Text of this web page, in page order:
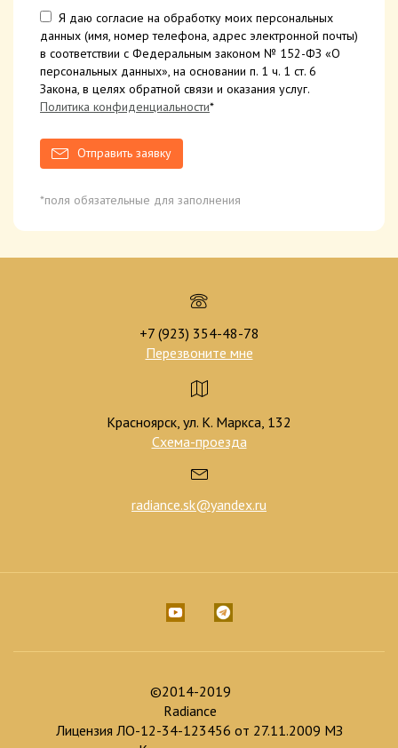
Я даю согласие на обработку моих персональных
данных (имя, номер телефона, адрес электронной почты)
в соответствии с Федеральным законом № 152-ФЗ «О
персональных данных», на основании п. 1 ч. 1 ст. 6
Закона, в целях обратной связи и оказания услуг.
Политика конфиденциальности*
Отправить заявку
*поля обязательные для заполнения
+7 (923) 354-48-78
Перезвоните мне
Красноярск, ул. К. Маркса, 132
Схема-проезда
radiance.sk@yandex.ru
©2014-2019
Radiance
Лицензия ЛО-12-34-123456 от 27.11.2009 МЗ